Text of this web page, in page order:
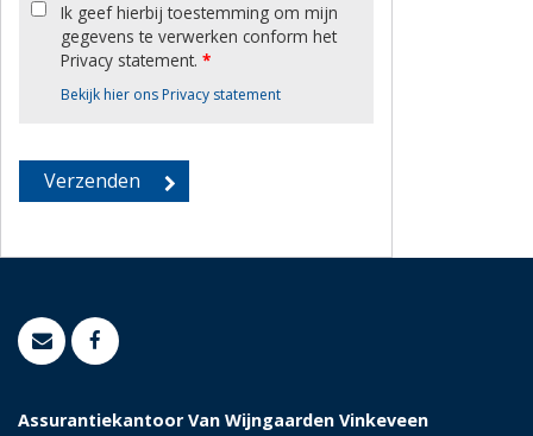
Ik geef hierbij toestemming om mijn
gegevens te verwerken conform het
Privacy statement. *
Bekijk hier ons Privacy statement
Assurantiekantoor Van Wijngaarden Vinkeveen